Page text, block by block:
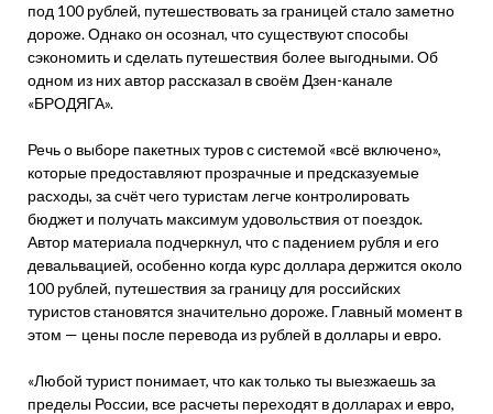
под 100 рублей, путешествовать за границей стало заметно
дороже. Однако он осознал, что существуют способы
сэкономить и сделать путешествия более выгодными. Об
одном из них автор рассказал в своём Дзен-канале
«БРОДЯГА».
Речь о выборе пакетных туров с системой «всё включено»,
которые предоставляют прозрачные и предсказуемые
расходы, за счёт чего туристам легче контролировать
бюджет и получать максимум удовольствия от поездок.
Автор материала подчеркнул, что с падением рубля и его
девальвацией, особенно когда курс доллара держится около
100 рублей, путешествия за границу для российских
туристов становятся значительно дороже. Главный момент в
этом — цены после перевода из рублей в доллары и евро.
«Любой турист понимает, что как только ты выезжаешь за
пределы России, все расчеты переходят в долларах и евро,